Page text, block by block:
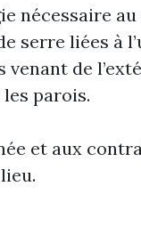
nécessaire
serre liées à
de
parois.
et aux